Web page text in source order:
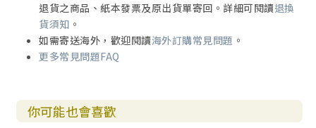
退貨之商品、紙本發票及原出貨單寄回。詳細可閱讀退換
貨須知 。
如需寄送海外，歡迎閱讀海外訂購常見問題 。
更多常見問題FAQ
你可能也會喜歡